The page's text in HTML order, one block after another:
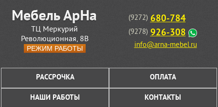
ТЦ Меркурий
Революционная, 8В
РЕЖИМ РАБОТЫ
(9272) 680-784
(9278) 926-308
info@arna-mebel.ru
РАССРОЧКА ОПЛАТА
НАШИ РАБОТЫ КОНТАКТЫ